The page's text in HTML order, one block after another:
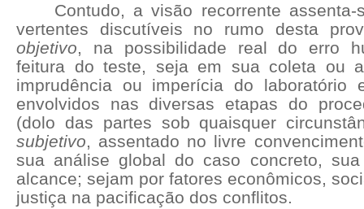
Contudo, a visão recorrente
vertentes discutíveis no rumo desta
objetivo, na possibilidade real do erro
feitura do teste, seja em sua coleta ou
imprudência ou imperícia do laboratório
envolvidos nas diversas etapas do
(dolo das partes sob quaisquer
subjetivo, assentado no livre
sua análise global do caso concreto,
alcance; sejam por fatores econômicos,
justiça na pacificação dos conflitos.